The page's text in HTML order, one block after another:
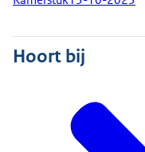
Hoort bij